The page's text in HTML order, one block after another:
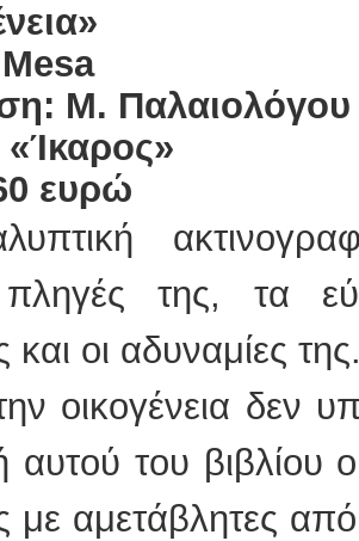
Mesa
Μ. Παλαιολόγου
ευρώ
πληγές της, τα
και οι αδυναμίες
οικογένεια δεν
αυτού του βιβλίου
αμετάβλητες